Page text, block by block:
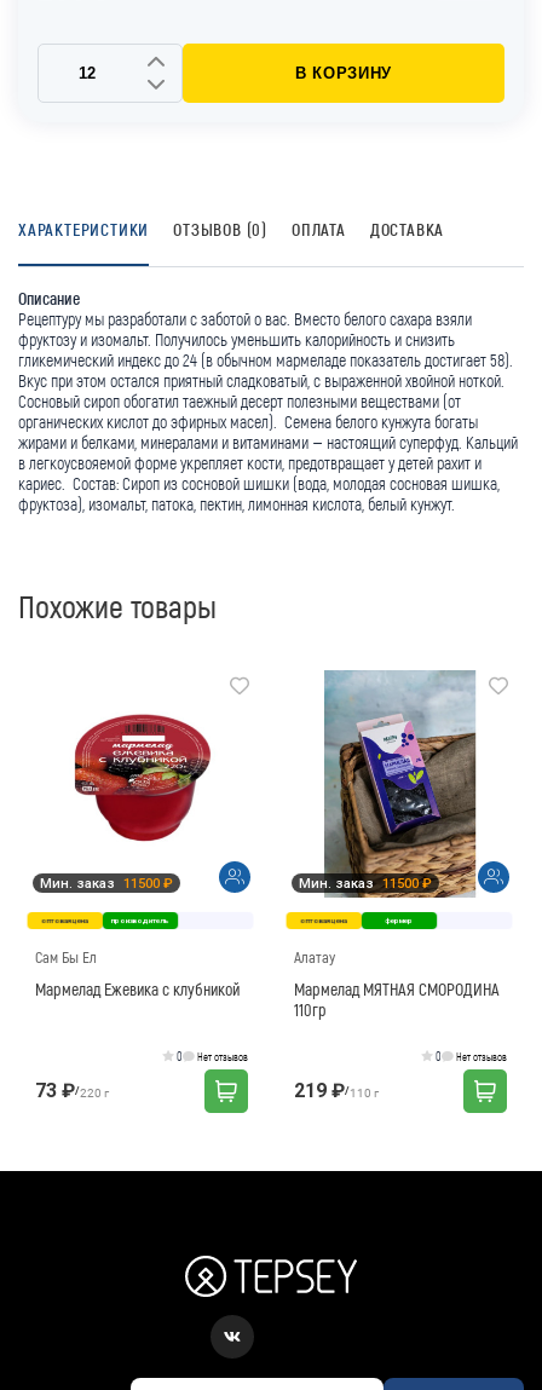
В КОРЗИНУ
ХАРАКТЕРИСТИКИ ОТЗЫВОВ (0) ОПЛАТА ДОСТАВКА
Описание
Рецептуру мы разработали с заботой о вас. Вместо белого сахара взяли
фруктозу и изомальт. Получилось уменьшить калорийность и снизить
гликемический индекс до 24 (в обычном мармеладе показатель достигает 58).
Вкус при этом остался приятный сладковатый, с выраженной хвойной ноткой.
Сосновый сироп обогатил таежный десерт полезными веществами (от
органических кислот до эфирных масел). Семена белого кунжута богаты
жирами и белками, минералами и витаминами – настоящий суперфуд. Кальций
в легкоусвояемой форме укрепляет кости, предотвращает у детей рахит и
кариес. Состав: Сироп из сосновой шишки (вода, молодая сосновая шишка,
фруктоза), изомальт, патока, пектин, лимонная кислота, белый кунжут.
Похожие товары
Мин. заказ 11500 ₽
оптовая цена производитель
Сам Бы Ел
Мармелад Ежевика с клубникой
0 Нет отзывов
73 ₽/220 г
Мин. заказ 11500 ₽
оптовая цена фермер
Алатау
Мармелад МЯТНАЯ СМОРОДИНА
110гр
0 Нет отзывов
219 ₽/110 г